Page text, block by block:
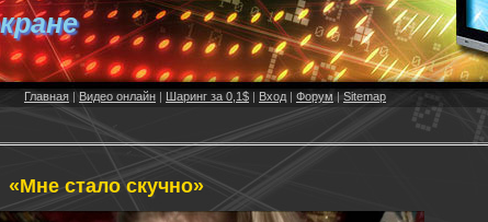
Главная |Видео онлайн | Шаринг за 0,1$ | Вход | Форум |Sitemap
«Мне стало скучно»